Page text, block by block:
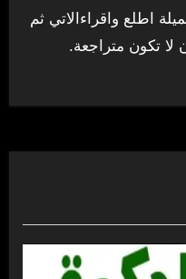
اطلع واقراءالاتي ثم
لا تكون متراجعة.